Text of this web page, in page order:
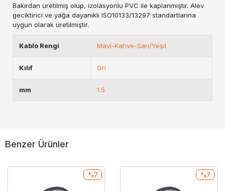
Bakırdan üretilmiş olup, izolasyonlu PVC ile kaplanmıştır. Alev
geciktirici ve yağa dayanıklı ISO10133/13297 standartlarına
uygun olarak üretilmiştir.
Kablo Rengi Mavi-Kahve-Sarı/Yeşil
Kılıf Gri
mm 1.5
Benzer Ürünler
%7 %7